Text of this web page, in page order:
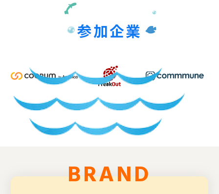
参加企業
BRAND